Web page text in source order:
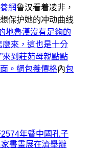
網鲁汉看着凌非，
保护她的冲动曲线
地魯漢沒有足夠的
麼來，這也是十分
來到莊茹母親點點
。網包養價格內包
年暨中國孔子
書畫展在濟舉辦